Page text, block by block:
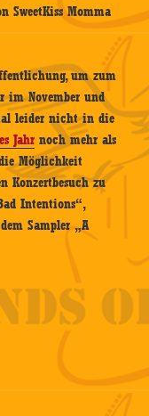
SweetKiss Momma
um zum
im November und
leider nicht in die
Jahr noch mehr als
Möglichkeit
Konzertbesuch zu
Intentions“,
Sampler „A